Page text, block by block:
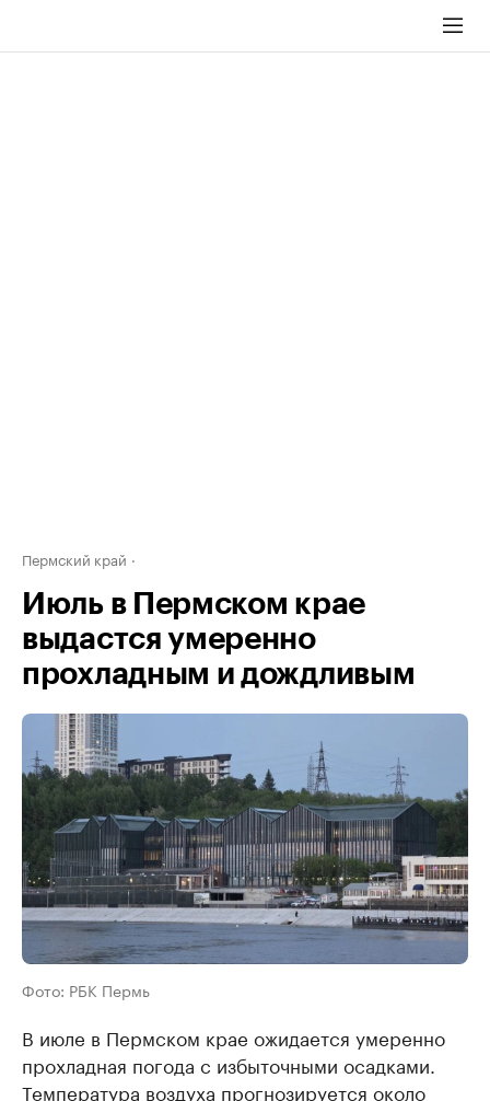
Пермский край
Июль в Пермском крае
выдастся умеренно
прохладным и дождливым
Фото: РБК Пермь
В июле в Пермском крае ожидается умеренно
прохладная погода с избыточными осадками.
Температура воздуха прогнозируется около